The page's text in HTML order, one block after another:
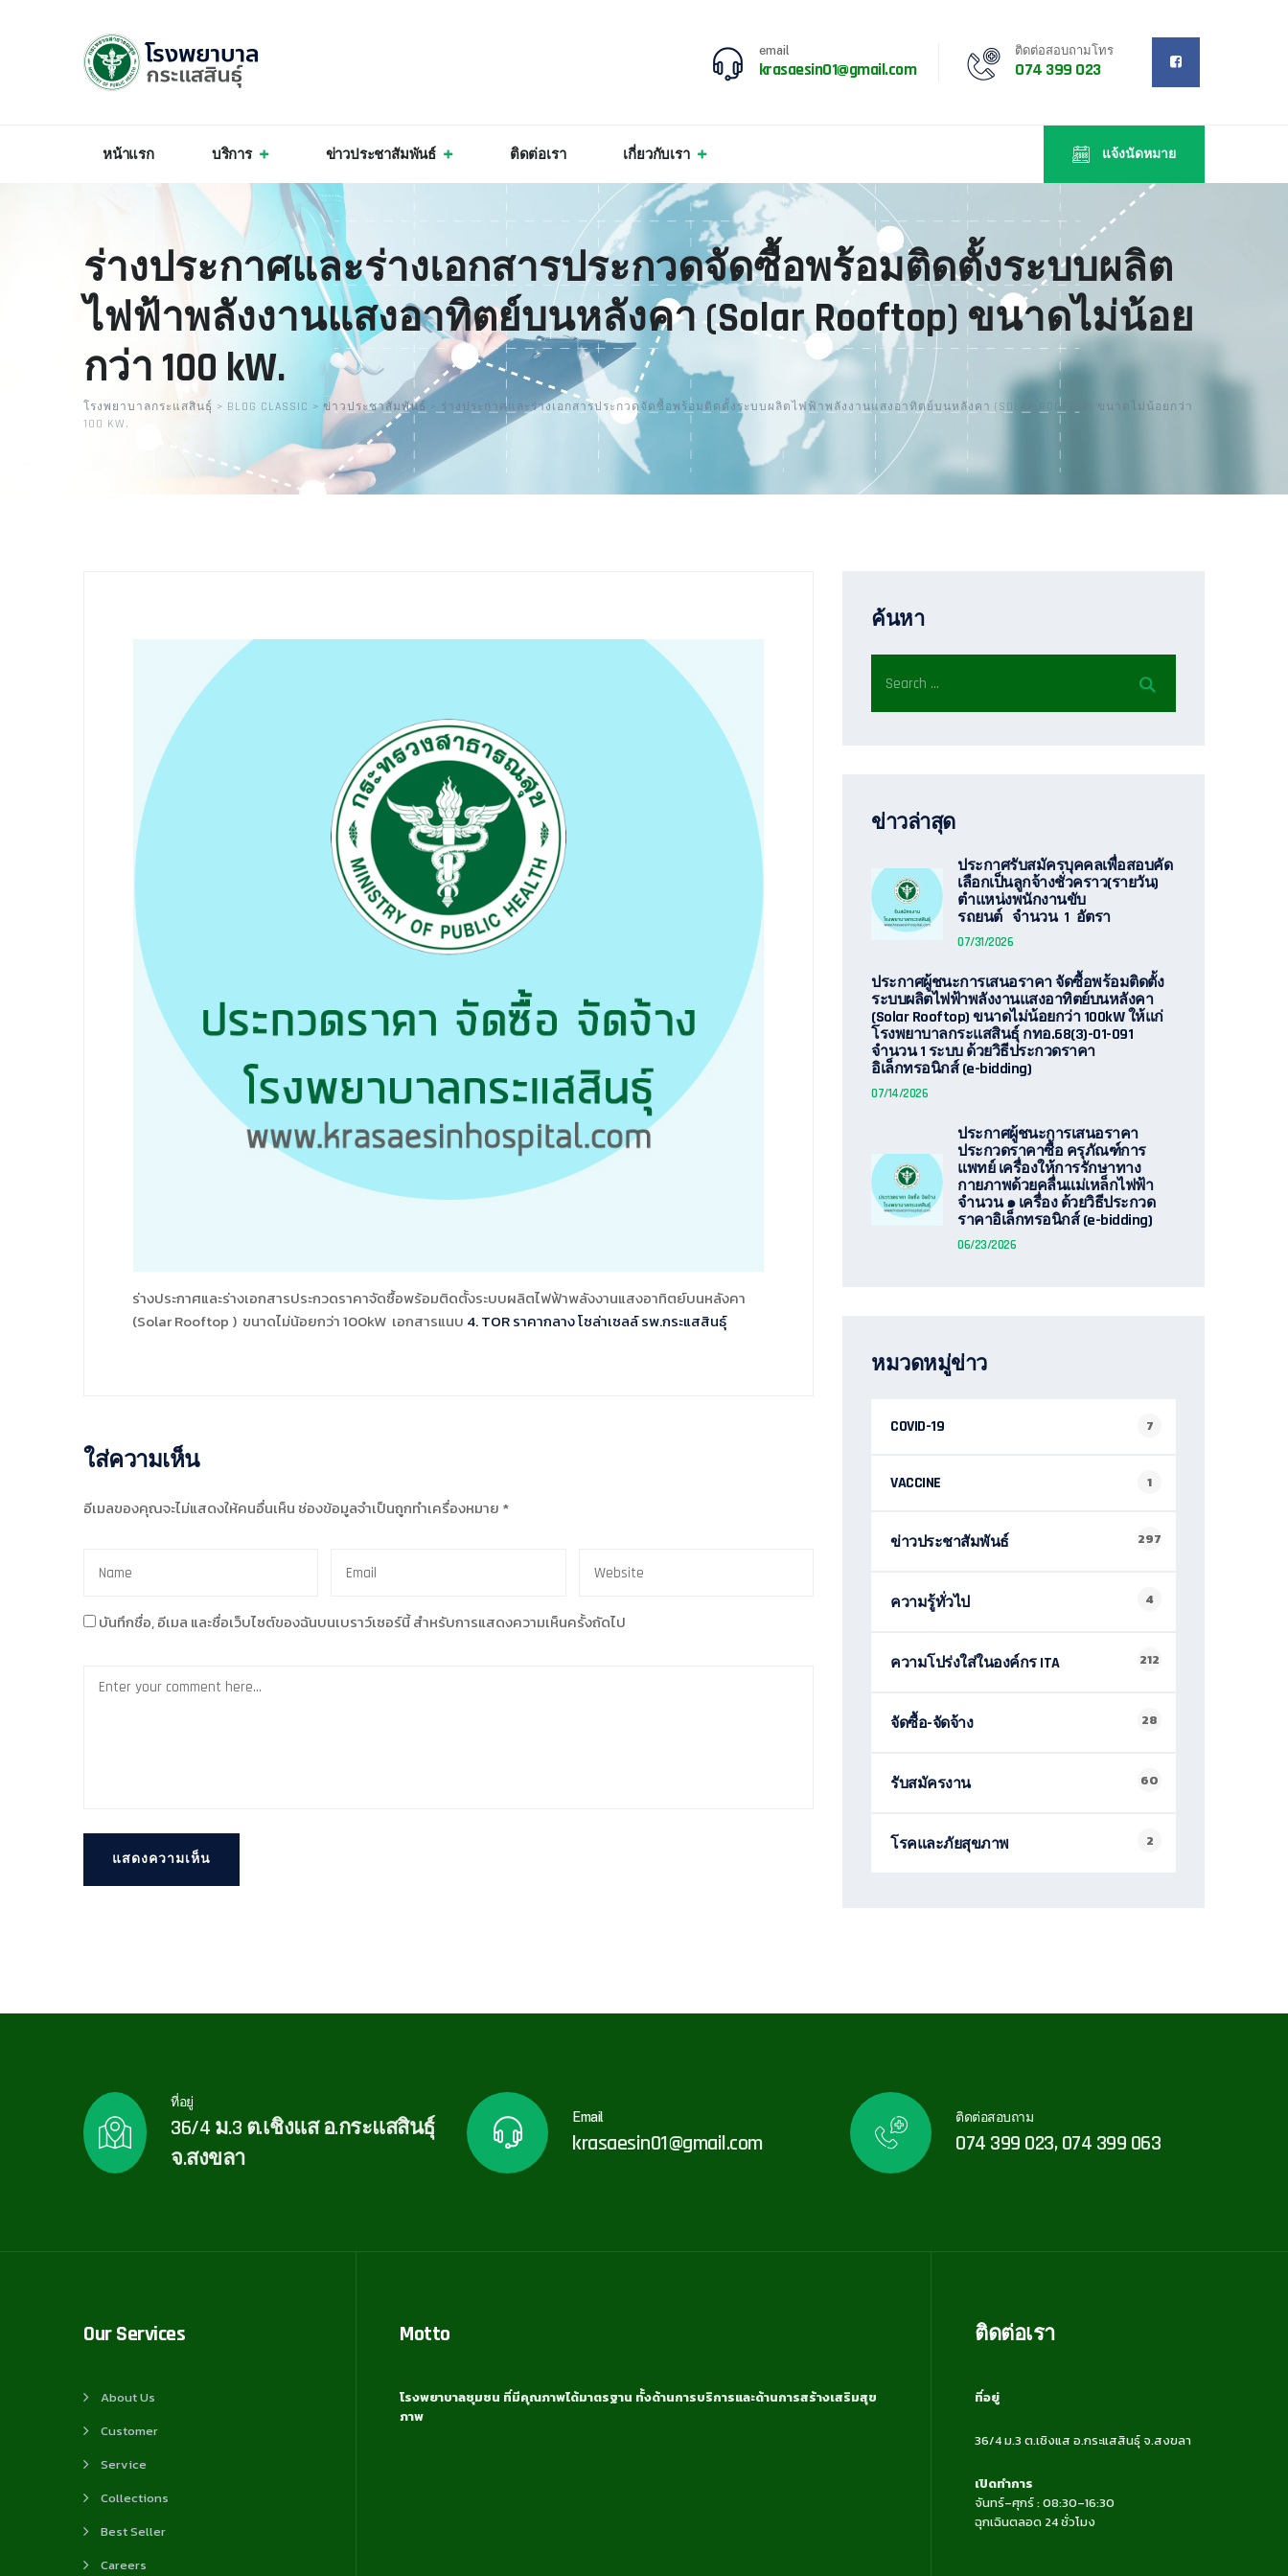
email
krasaesin01@gmail.com
ติดต่อสอบถามโทร
074 399 023
หน้าแรก บริการ ข่าวประชาสัมพันธ์ ติดต่อเรา เกี่ยวกับเรา แจ้งนัดหมาย
ร่างประกาศและร่างเอกสารประกวดจัดซื้อพร้อมติดตั้งระบบผลิต
ไฟฟ้าพลังงานแสงอาทิตย์บนหลังคา (Solar Rooftop) ขนาดไม่น้อย
กว่า 100 kW.
โรงพยาบาลกระแสสินธุ์ > BLOG CLASSIC > ข่าวประชาสัมพันธ์ > ร่างประกาศและร่างเอกสารประกวดจัดซื้อพร้อมติดตั้งระบบผลิตไฟฟ้าพลังงานแสงอาทิตย์บนหลังคา (SOLAR ROOFTOP) ขนาดไม่น้อยกว่า
100 KW.
ร่างประกาศและร่างเอกสารประกวดราคาจัดซื้อพร้อมติดตั้งระบบผลิตไฟฟ้าพลังงานแสงอาทิตย์บนหลังคา
(Solar Rooftop ) ขนาดไม่น้อยกว่า 100kW เอกสารแนบ 4. TOR ราคากลาง โซล่าเซลล์ รพ.กระแสสินธุ์
ใส่ความเห็น
อีเมลของคุณจะไม่แสดงให้คนอื่นเห็น ช่องข้อมูลจำเป็นถูกทำเครื่องหมาย *
บันทึกชื่อ, อีเมล และชื่อเว็บไซต์ของฉันบนเบราว์เซอร์นี้ สำหรับการแสดงความเห็นครั้งถัดไป
ค้นหา
ข่าวล่าสุด
ประกาศรับสมัครบุคคลเพื่อสอบคัด
เลือกเป็นลูกจ้างชั่วคราว(รายวัน)
ตำแหน่งพนักงานขับ
รถยนต์ จำนวน 1 อัตรา
07/31/2026
ประกาศผู้ชนะการเสนอราคา จัดซื้อพร้อมติดตั้ง
ระบบผลิตไฟฟ้าพลังงานแสงอาทิตย์บนหลังคา
(Solar Rooftop) ขนาดไม่น้อยกว่า 100kW ให้แก่
โรงพยาบาลกระแสสินธุ์ กทอ.68(3)-01-091
จำนวน 1 ระบบ ด้วยวิธีประกวดราคา
อิเล็กทรอนิกส์ (e-bidding)
07/14/2026
ประกาศผู้ชนะการเสนอราคา
ประกวดราคาซื้อ ครุภัณฑ์การ
แพทย์ เครื่องให้การรักษาทาง
กายภาพด้วยคลื่นแม่เหล็กไฟฟ้า
จำนวน ๑ เครื่อง ด้วยวิธีประกวด
ราคาอิเล็กทรอนิกส์ (e-bidding)
06/23/2026
หมวดหมู่ข่าว
COVID-19 7
VACCINE 1
ข่าวประชาสัมพันธ์ 297
ความรู้ทั่วไป 4
ความโปร่งใส่ในองค์กร ITA 212
จัดซื้อ-จัดจ้าง 28
รับสมัครงาน 60
โรคและภัยสุขภาพ 2
ที่อยู่
36/4 ม.3 ต.เชิงแส อ.กระแสสินธุ์
จ.สงขลา
Email
krasaesin01@gmail.com
ติดต่อสอบถาม
074 399 023, 074 399 063
Our Services
About Us
Customer
Service
Collections
Best Seller
Careers
Motto
โรงพยาบาลชุมชน ที่มีคุณภาพได้มาตรฐาน ทั้งด้านการบริการและด้านการสร้างเสริมสุข
ภาพ
ติดต่อเรา
ที่อยู่
36/4 ม.3 ต.เชิงแส อ.กระแสสินธุ์ จ.สงขลา
เปิดทำการ
จันทร์–ศุกร์ : 08:30–16:30
ฉุกเฉินตลอด 24 ชั่วโมง